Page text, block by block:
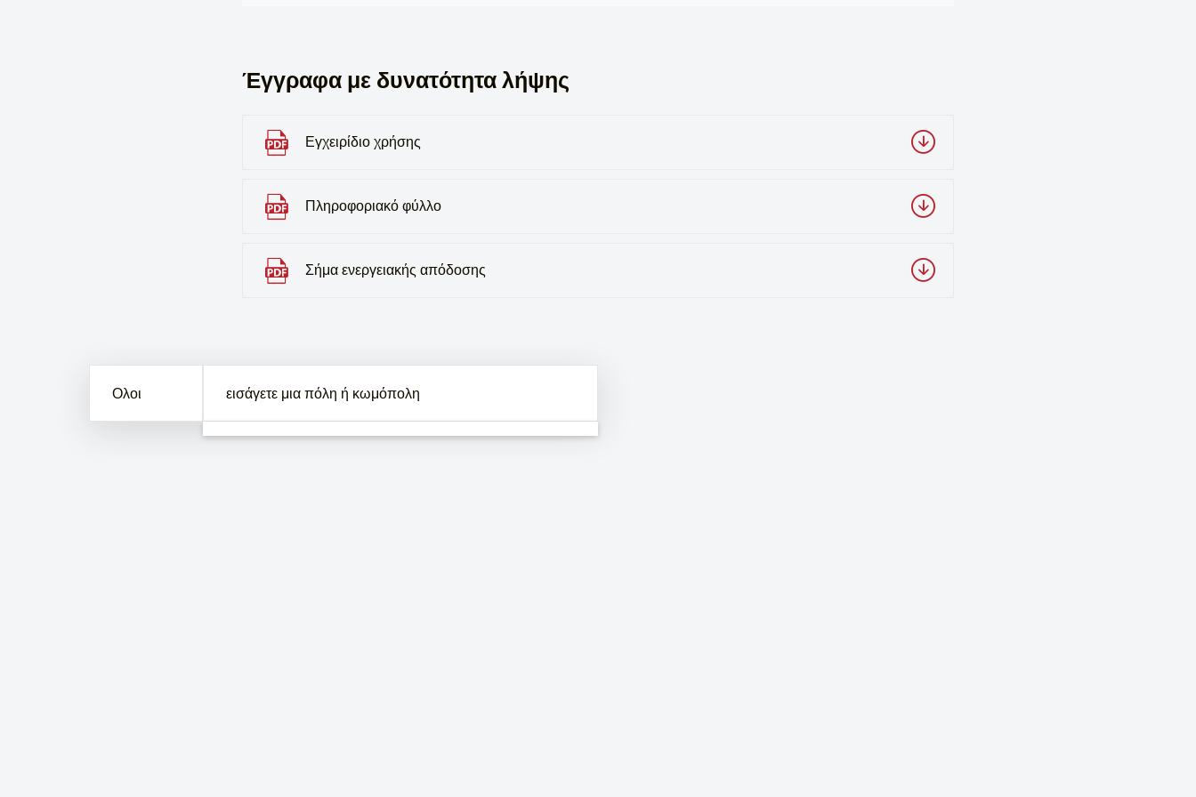
Έγγραφα με δυνατότητα λήψης
Εγχειρίδιο χρήσης
Πληροφοριακό φύλλο
Σήμα ενεργειακής απόδοσης